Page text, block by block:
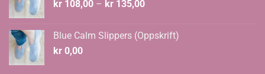
kr 108,00 – kr 135,00Prisområde:
kr 135,00
Blue Calm Slippers (Oppskrift)
kr 0,00